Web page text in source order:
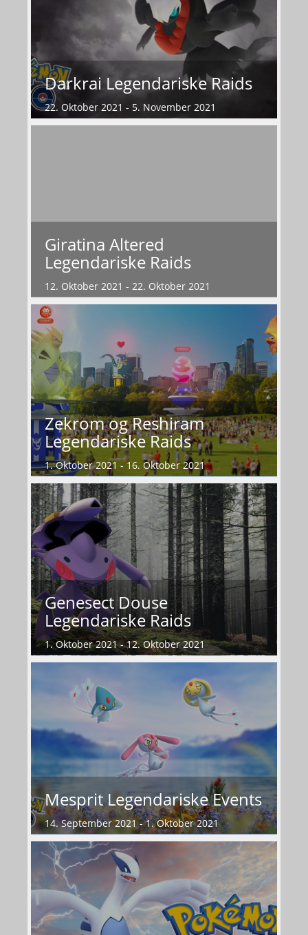
Darkrai Legendariske Raids
22. Oktober 2021 - 5. November 2021
Giratina Altered
Legendariske Raids
12. Oktober 2021 - 22. Oktober 2021
Zekrom og Reshiram
Legendariske Raids
1. Oktober 2021 - 16. Oktober 2021
Genesect Douse
Legendariske Raids
1. Oktober 2021 - 12. Oktober 2021
Mesprit Legendariske Events
14. September 2021 - 1. Oktober 2021